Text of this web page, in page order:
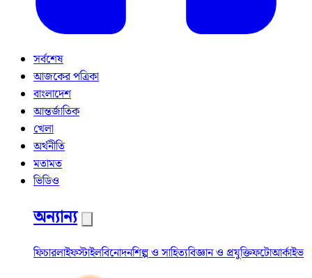
সর্বশেষ
আজকের পত্রিকা
বাংলাদেশ
আন্তর্জাতিক
খেলা
অর্থনীতি
মতামত
ভিডিও
অন্যান্য
ফিচারলাইফস্টাইলবিনোদনশিল্প ও সাহিত্যবিজ্ঞান ও প্রযুক্তিফটোআর্কাইভ